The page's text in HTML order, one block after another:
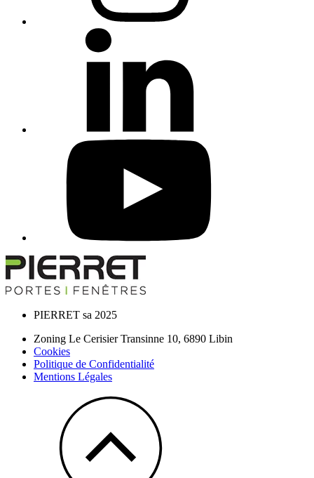
PIERRET sa 2025
Zoning Le Cerisier Transinne 10, 6890 Libin
Cookies
Politique de Confidentialité
Mentions Légales